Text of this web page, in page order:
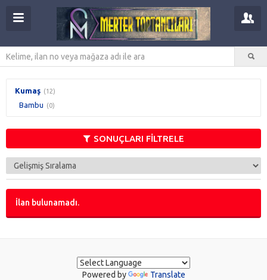
Kumaş (12)
Bambu (0)
SONUÇLARI FİLTRELE
İlan bulunamadı.
Powered by Translate